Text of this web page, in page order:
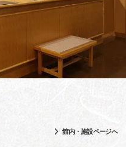
館内・施設ページへ